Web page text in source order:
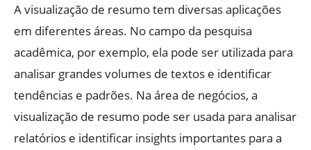
A visualização de resumo tem diversas aplicações
em diferentes áreas. No campo da pesquisa
acadêmica, por exemplo, ela pode ser utilizada para
analisar grandes volumes de textos e identificar
tendências e padrões. Na área de negócios, a
visualização de resumo pode ser usada para analisar
relatórios e identificar insights importantes para a